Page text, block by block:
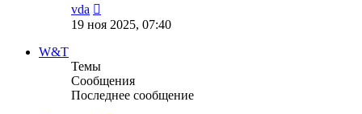
vda
к
последнему
19 ноя 2025, 07:40
W&T
Темы
Сообщения
Последнее сообщение